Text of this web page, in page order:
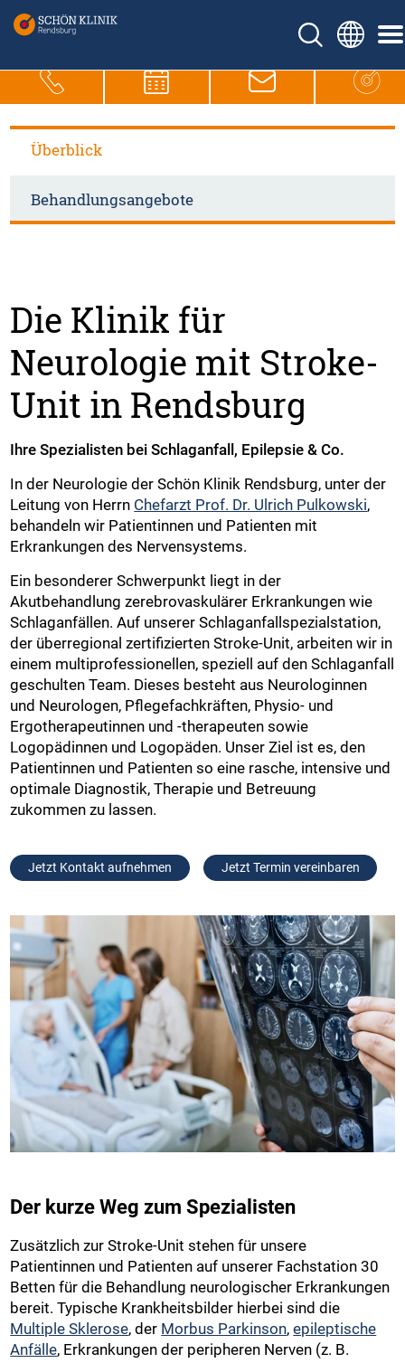
Überblick
Behandlungsangebote
Die Klinik für
Neurologie mit Stroke-
Unit in Rendsburg
Ihre Spezialisten bei Schlaganfall, Epilepsie & Co.
In der Neurologie der Schön Klinik Rendsburg, unter der
Leitung von Herrn Chefarzt Prof. Dr. Ulrich Pulkowski,
behandeln wir Patientinnen und Patienten mit
Erkrankungen des Nervensystems.
Ein besonderer Schwerpunkt liegt in der
Akutbehandlung zerebrovaskulärer Erkrankungen wie
Schlaganfällen. Auf unserer Schlaganfallspezialstation,
der überregional zertifizierten Stroke-Unit, arbeiten wir in
einem multiprofessionellen, speziell auf den Schlaganfall
geschulten Team. Dieses besteht aus Neurologinnen
und Neurologen, Pflegefachkräften, Physio- und
Ergotherapeutinnen und -therapeuten sowie
Logopädinnen und Logopäden. Unser Ziel ist es, den
Patientinnen und Patienten so eine rasche, intensive und
optimale Diagnostik, Therapie und Betreuung
zukommen zu lassen.
Jetzt Kontakt aufnehmen Jetzt Termin vereinbaren
Der kurze Weg zum Spezialisten
Zusätzlich zur Stroke-Unit stehen für unsere
Patientinnen und Patienten auf unserer Fachstation 30
Betten für die Behandlung neurologischer Erkrankungen
bereit. Typische Krankheitsbilder hierbei sind die
Multiple Sklerose, der Morbus Parkinson,epileptische
Anfälle, Erkrankungen der peripheren Nerven (z. B.